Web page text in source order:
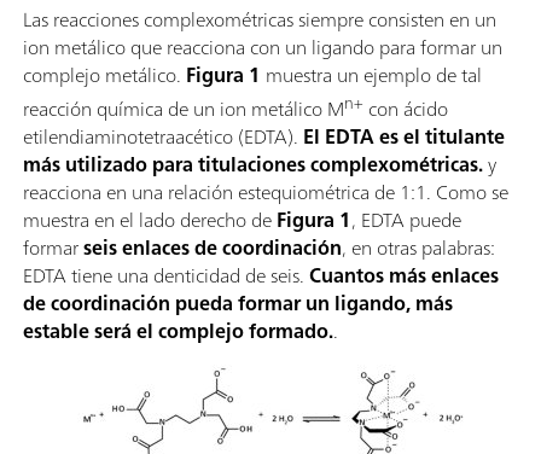
Las reacciones complexométricas siempre consisten en un
ion metálico que reacciona con un ligando para formar un
complejo metálico. Figura 1 muestra un ejemplo de tal
reacción química de un ion metálico Mn+ con ácido
etilendiaminotetraacético (EDTA). El EDTA es el titulante
más utilizado para titulaciones complexométricas.y
reacciona en una relación estequiométrica de 1:1. Como se
muestra en el lado derecho deFigura 1, EDTA puede
formarseis enlaces de coordinación, en otras palabras:
EDTA tiene una denticidad de seis.Cuantos más enlaces
de coordinación pueda formar un ligando, más
estable será el complejo formado..